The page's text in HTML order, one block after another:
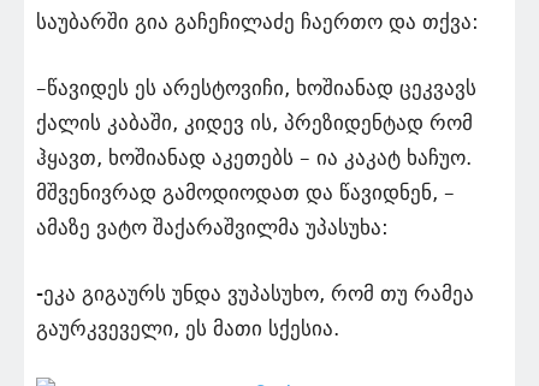
საუბარში გია გაჩეჩილაძე ჩაერთო და თქვა:
–წავიდეს ეს არესტოვიჩი, ხოშიანად ცეკვავს
ქალის კაბაში, კიდევ ის, პრეზიდენტად რომ
ჰყავთ, ხოშიანად აკეთებს – ია კაკატ ხაჩუო.
მშვენივრად გამოდიოდათ და წავიდნენ, –
ამაზე ვატო შაქარაშვილმა უპასუხა:
-ეკა გიგაურს უნდა ვუპასუხო, რომ თუ რამეა
გაურკვეველი, ეს მათი სქესია.